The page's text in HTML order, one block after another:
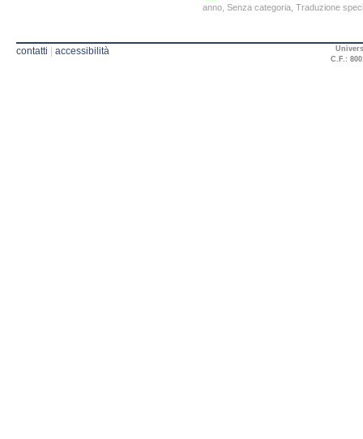
anno Senza categoria Traduzione
contatti | accessibilità
C.F.: